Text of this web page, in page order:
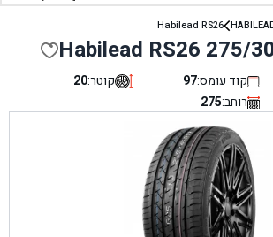
Habilead RS26
Habilead RS26 275/
קוד עומס:97 קוטר:20
רוחב:275